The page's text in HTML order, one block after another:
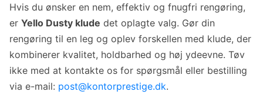
Hvis du ønsker en nem, effektiv og fnugfri rengøring,
er Yello Dusty klude det oplagte valg. Gør din
rengøring til en leg og oplev forskellen med klude, der
kombinerer kvalitet, holdbarhed og høj ydeevne. Tøv
ikke med at kontakte os for spørgsmål eller bestilling
via e-mail: post@kontorprestige.dk.